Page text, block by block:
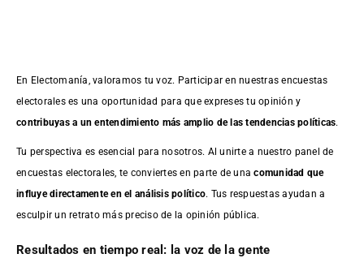
En Electomanía, valoramos tu voz. Participar en nuestras encuestas
electorales es una oportunidad para que expreses tu opinión y
contribuyas a un entendimiento más amplio de las tendencias políticas.
Tu perspectiva es esencial para nosotros. Al unirte a nuestro panel de
encuestas electorales, te conviertes en parte de unacomunidad que
influye directamente en el análisis político. Tus respuestas ayudan a
esculpir un retrato más preciso de la opinión pública.
Resultados en tiempo real: la voz de la gente